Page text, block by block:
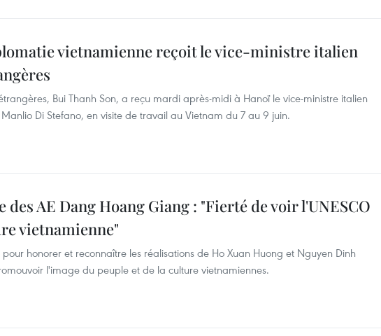
vietnamienne reçoit le vice-ministre italien
Bui Thanh Son, a reçu mardi après-midi à Hanoï le vice-ministre italien
Di Stefano, en visite de travail au Vietnam du 7 au 9 juin.
AE Dang Hoang Giang : "Fierté de voir l'UNESCO
vietnamienne"
honorer et reconnaître les réalisations de Ho Xuan Huong et Nguyen Dinh
l'image du peuple et de la culture vietnamiennes.